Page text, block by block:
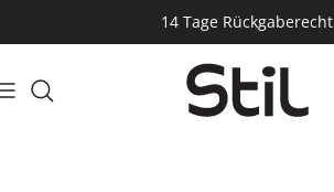
14 Tage Rückgaberecht